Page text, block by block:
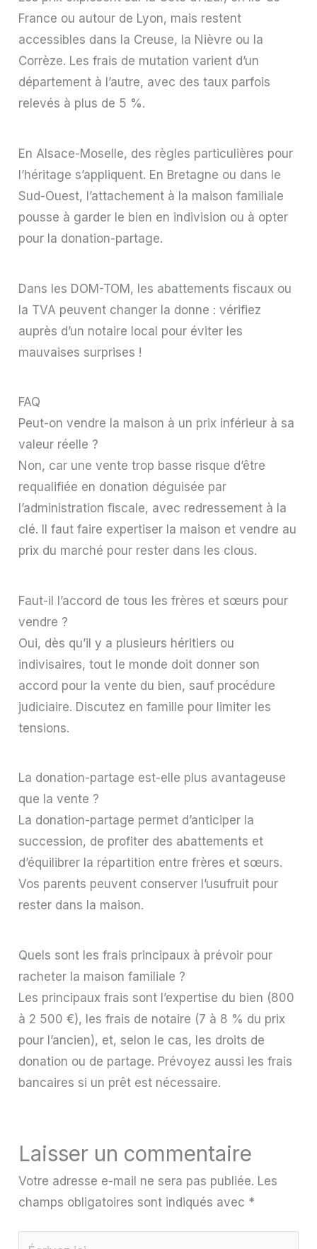
France ou autour de Lyon, mais restent
accessibles dans la Creuse, la Nièvre ou la
Corrèze. Les frais de mutation varient d’un
département à l’autre, avec des taux parfois
relevés à plus de 5 %.
En Alsace-Moselle, des règles particulières pour
l’héritage s’appliquent. En Bretagne ou dans le
Sud-Ouest, l’attachement à la maison familiale
pousse à garder le bien en indivision ou à opter
pour la donation-partage.
Dans les DOM-TOM, les abattements fiscaux ou
la TVA peuvent changer la donne : vérifiez
auprès d’un notaire local pour éviter les
mauvaises surprises !
FAQ
Peut-on vendre la maison à un prix inférieur à sa
valeur réelle ?
Non, car une vente trop basse risque d’être
requalifiée en donation déguisée par
l’administration fiscale, avec redressement à la
clé. Il faut faire expertiser la maison et vendre au
prix du marché pour rester dans les clous.
Faut-il l’accord de tous les frères et sœurs pour
vendre ?
Oui, dès qu’il y a plusieurs héritiers ou
indivisaires, tout le monde doit donner son
accord pour la vente du bien, sauf procédure
judiciaire. Discutez en famille pour limiter les
tensions.
La donation-partage est-elle plus avantageuse
que la vente ?
La donation-partage permet d’anticiper la
succession, de profiter des abattements et
d’équilibrer la répartition entre frères et sœurs.
Vos parents peuvent conserver l’usufruit pour
rester dans la maison.
Quels sont les frais principaux à prévoir pour
racheter la maison familiale ?
Les principaux frais sont l’expertise du bien (800
à 2 500 €), les frais de notaire (7 à 8 % du prix
pour l’ancien), et, selon le cas, les droits de
donation ou de partage. Prévoyez aussi les frais
bancaires si un prêt est nécessaire.
Laisser un commentaire
Votre adresse e-mail ne sera pas publiée. Les
champs obligatoires sont indiqués avec *
Écrivez